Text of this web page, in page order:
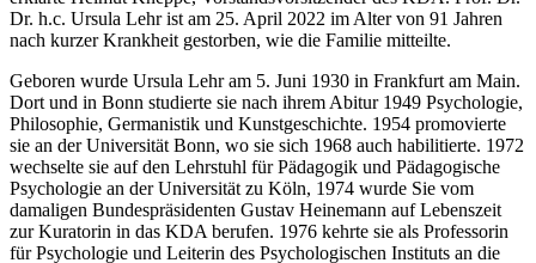
Dr. h.c. Ursula Lehr ist am 25. April 2022 im Alter von 91 Jahren
nach kurzer Krankheit gestorben, wie die Familie mitteilte.
Geboren wurde Ursula Lehr am 5. Juni 1930 in Frankfurt am Main.
Dort und in Bonn studierte sie nach ihrem Abitur 1949 Psychologie,
Philosophie, Germanistik und Kunstgeschichte. 1954 promovierte
sie an der Universität Bonn, wo sie sich 1968 auch habilitierte. 1972
wechselte sie auf den Lehrstuhl für Pädagogik und Pädagogische
Psychologie an der Universität zu Köln, 1974 wurde Sie vom
damaligen Bundespräsidenten Gustav Heinemann auf Lebenszeit
zur Kuratorin in das KDA berufen. 1976 kehrte sie als Professorin
für Psychologie und Leiterin des Psychologischen Instituts an die